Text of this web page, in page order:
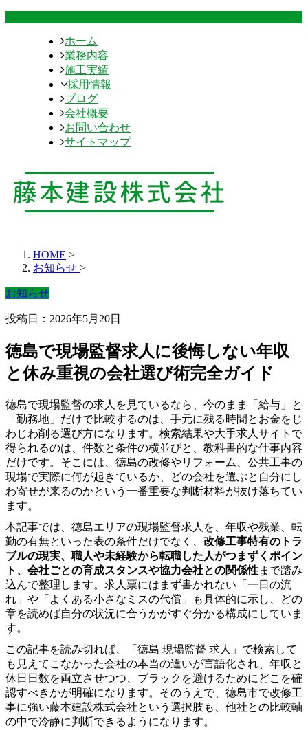
ホーム
業務内容
施工実績
採用情報
ブログ
会社概要
お問い合わせ
サイトマップ
HOME >
お知らせ >
お知らせ
投稿日：2026年5月20日
徳島で現場監督求人に後悔しない年収
と休み重視の会社選び術完全ガイド
徳島で現場監督の求人を見ているなら、今のまま「給与」と
「勤務地」だけで比較するのは、手元に残る時間とお金をじ
わじわ削る選び方になります。検索結果や大手求人サイトで
得られるのは、件数と条件の横並びと、教科書的な仕事内容
だけです。そこには、徳島の改修やリフォーム、公共工事の
現場で実際に何が起きているか、どの会社を選ぶと自分にし
わ寄せが来るのかという一番重要な判断材料が抜け落ちてい
ます。
本記事では、徳島エリアの現場監督求人を、年収や残業、転
勤の有無といった表の条件だけでなく、 改修工事特有のトラ
ブルの現実、職人や未経験から転職した人がつまずくポイン
ト、会社ごとの育成スタンスや協力会社との関係性まで踏み
込んで整理します。求人票にはまず書かれない「一日の流
れ」や「よくある小さなミスの代償」も具体的に示し、どの
章を読めば自分の状況に合うかがすぐ分かる構成にしていま
す。
この記事を読み切れば、「徳島 現場監督 求人」で検索して
も見えてこなかった会社の本当の違いが言語化され、年収と
休日日数を両立させつつ、ブラックを避けるためにどこを確
認すべきかが明確になります。そのうえで、徳島市で改修工
事に強い藤本建設株式会社という選択肢も、他社との比較軸
の中で冷静に判断できるようになります。